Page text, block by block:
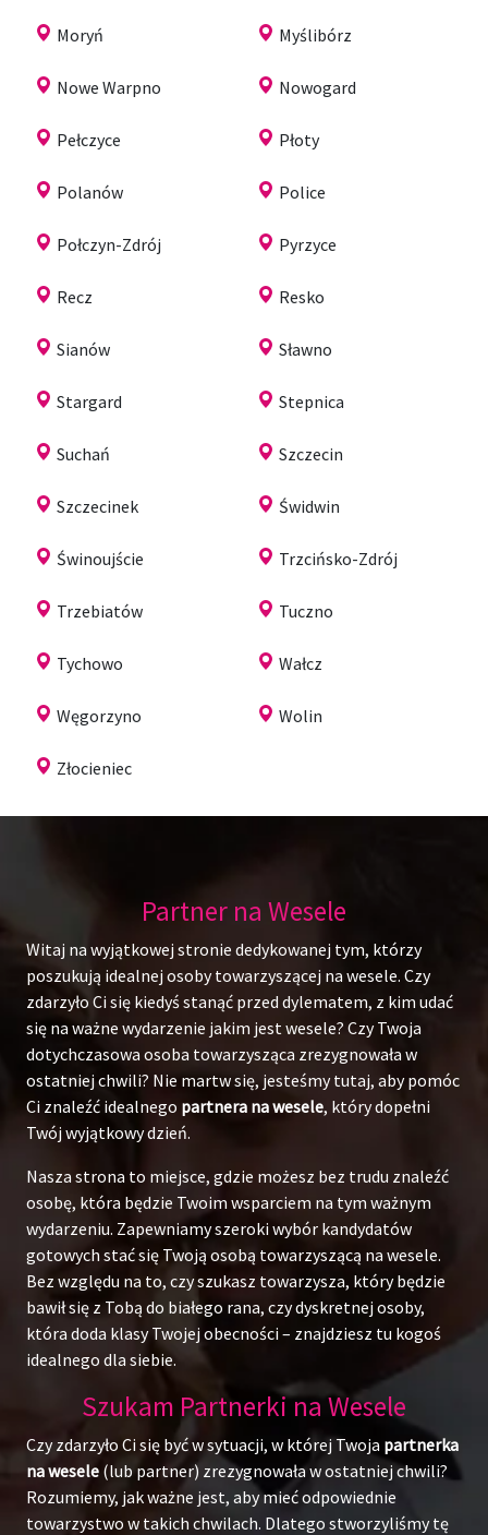
Moryń Myślibórz
Nowe Warpno Nowogard
Pełczyce Płoty
Polanów Police
Połczyn-Zdrój Pyrzyce
Recz Resko
Sianów Sławno
Stargard Stepnica
Suchań Szczecin
Szczecinek Świdwin
Świnoujście Trzcińsko-Zdrój
Trzebiatów Tuczno
Tychowo Wałcz
Węgorzyno Wolin
Złocieniec
Partner na Wesele
Witaj na wyjątkowej stronie dedykowanej tym, którzy
poszukują idealnej osoby towarzyszącej na wesele. Czy
zdarzyło Ci się kiedyś stanąć przed dylematem, z kim udać
się na ważne wydarzenie jakim jest wesele? Czy Twoja
dotychczasowa osoba towarzysząca zrezygnowała w
ostatniej chwili? Nie martw się, jesteśmy tutaj, aby pomóc
Ci znaleźć idealnego partnera na wesele, który dopełni
Twój wyjątkowy dzień.
Nasza strona to miejsce, gdzie możesz bez trudu znaleźć
osobę, która będzie Twoim wsparciem na tym ważnym
wydarzeniu. Zapewniamy szeroki wybór kandydatów
gotowych stać się Twoją osobą towarzyszącą na wesele.
Bez względu na to, czy szukasz towarzysza, który będzie
bawił się z Tobą do białego rana, czy dyskretnej osoby,
która doda klasy Twojej obecności – znajdziesz tu kogoś
idealnego dla siebie.
Szukam Partnerki na Wesele
Czy zdarzyło Ci się być w sytuacji, w której Twoja partnerka
na wesele (lub partner) zrezygnowała w ostatniej chwili?
Rozumiemy, jak ważne jest, aby mieć odpowiednie
towarzystwo w takich chwilach. Dlatego stworzyliśmy tę